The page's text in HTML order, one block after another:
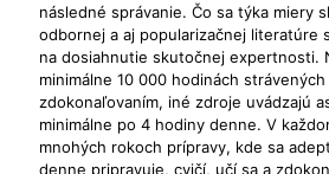
následné správanie. Čo sa týka miery
odbornej a aj popularizačnej literatúre
na dosiahnutie skutočnej expertnosti.
minimálne 10 000 hodinách
zdokonaľovaním, iné zdroje uvádzajú
minimálne po 4 hodiny denne. V
mnohých rokoch prípravy, kde sa
denne pripravuje, cvičí, učí sa a